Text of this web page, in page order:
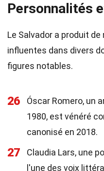
Personnalités
Le Salvador a produit
influentes dans divers
figures notables.
26
Óscar Romero, un
1980, est vénéré
canonisé en 2018.
27
Claudia Lars, une
l'une des voix